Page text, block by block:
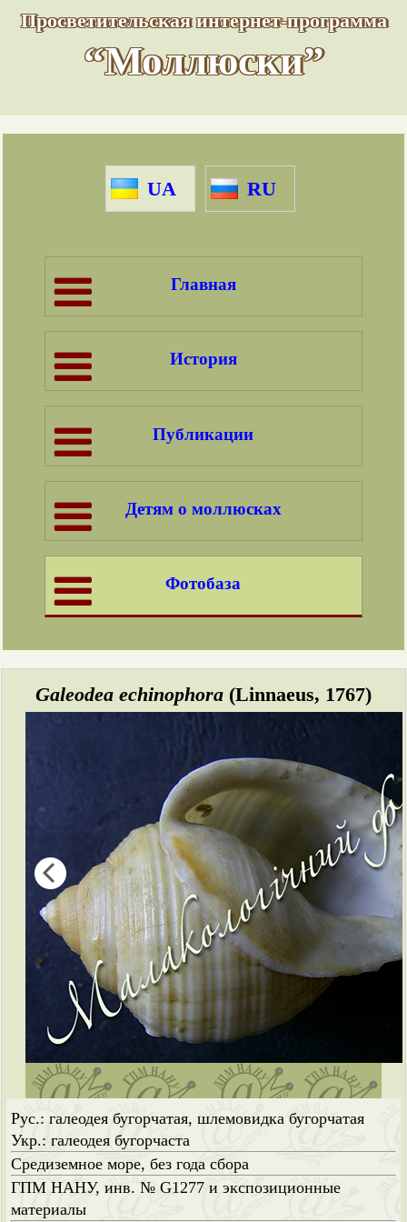
Просветительская интернет-программа
“Моллюски”
UA RU
Главная
История
Публикации
Детям о моллюсках
Фотобаза
Galeodea echinophora(Linnaeus, 1767)
Рус.: галеодея бугорчатая, шлемовидка бугорчатая
Укр.: галеодея бугорчаста
Средиземное море, без года сбора
ГПМ НАНУ, инв. № G1277 и экспозиционные
материалы